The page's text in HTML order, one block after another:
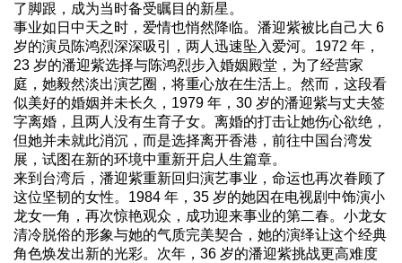
了脚跟，成为当时备受瞩目的新星。
事业如日中天之时，爱情也悄然降临。潘迎紫被比自己大 6
岁的演员陈鸿烈深深吸引，两人迅速坠入爱河。1972 年，
23 岁的潘迎紫选择与陈鸿烈步入婚姻殿堂，为了经营家
庭，她毅然淡出演艺圈，将重心放在生活上。然而，这段看
似美好的婚姻并未长久，1979 年，30 岁的潘迎紫与丈夫签
字离婚，且两人没有生育子女。离婚的打击让她伤心欲绝，
但她并未就此消沉，而是选择离开香港，前往中国台湾发
展，试图在新的环境中重新开启人生篇章。
来到台湾后，潘迎紫重新回归演艺事业，命运也再次眷顾了
这位坚韧的女性。1984 年，35 岁的她因在电视剧中饰演小
龙女一角，再次惊艳观众，成功迎来事业的第二春。小龙女
清冷脱俗的形象与她的气质完美契合，她的演绎让这个经典
角色焕发出新的光彩。次年，36 岁的潘迎紫挑战更高难度